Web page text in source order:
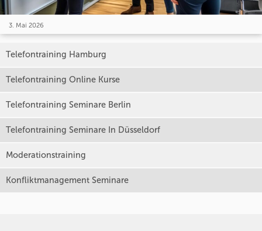
3. Mai 2026
Telefontraining Hamburg
Telefontraining Online Kurse
Telefontraining Seminare Berlin
Telefontraining Seminare In Düsseldorf
Moderationstraining
Konfliktmanagement Seminare